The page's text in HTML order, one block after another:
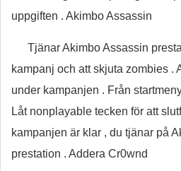
uppgiften . Akimbo Assassin
Tjänar Akimbo Assassin
kampanj och att skjuta zombies .
under kampanjen . Från
Låt nonplayable tecken för att
kampanjen är klar , du tjänar på
prestation . Addera Cr0wnd